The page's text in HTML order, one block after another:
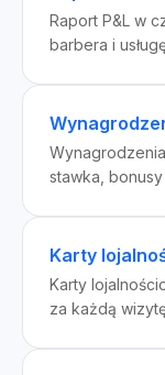
Raport P&L w
barbera i
stawka, bonusy
Karty
Karty
za każdą